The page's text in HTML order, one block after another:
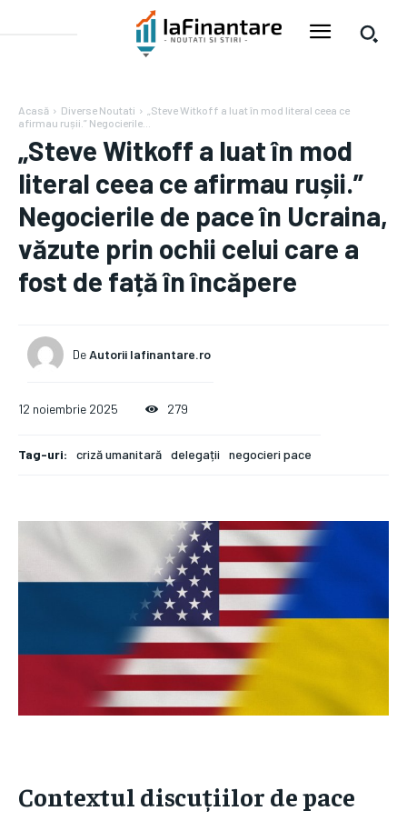
Acasă Diverse Noutati
„Steve Witkoff a luat în mod literal ceea ce
afirmau rușii.” Negocierile...
„Steve Witkoff a luat în mod
literal ceea ce afirmau rușii.”
Negocierile de pace în Ucraina,
văzute prin ochii celui care a
fost de față în încăpere
DeAutorii Iafinantare.ro
12 noiembrie 2025 279
Tag-uri: criză umanitară delegații negocieri pace
Contextul discuțiilor de pace